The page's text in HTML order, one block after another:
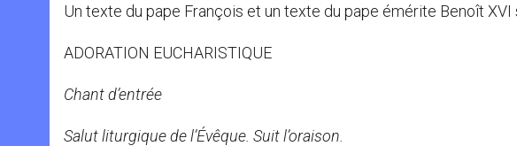
Un texte du pape François et un texte du pape émérite Benoît XVI
ADORATION EUCHARISTIQUE
Chant d’entrée
Salut liturgique de l’Évêque. Suit l’oraison.